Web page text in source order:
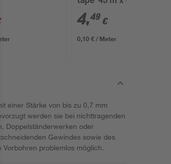
4,49 €
0,10 € / Meter
einer Stärke von bis zu 0,7 mm
werden sie bei nichttragenden
Doppelständerwerken oder
Gewindes sowie des
problemlos möglich.